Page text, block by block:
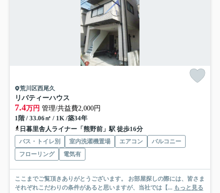
荒川区西尾久
リバティーハウス
7.4万円 管理/共益費2,000円
1階 / 33.06㎡ / 1K /築34年
日暮里舎人ライナー「熊野前」駅 徒歩16分
バス・トイレ別 室内洗濯機置場 エアコン
バルコニー
フローリング
電気有
ここまでご覧頂きありがとうございます。 お部屋探しの際には、皆さま
それぞれこだわりの条件があると思いますが、当社では【... もっと見る